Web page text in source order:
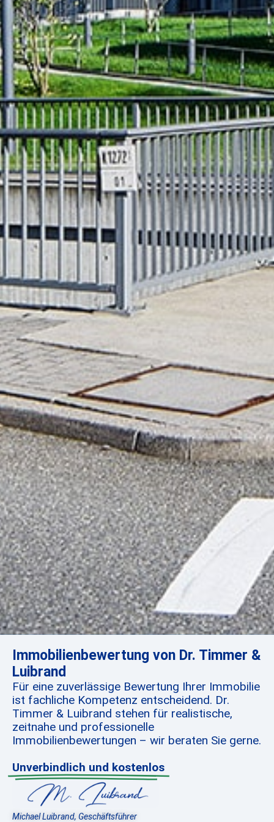
Immobilienbewertung von Dr. Timmer &
Luibrand
Für eine zuverlässige Bewertung Ihrer Immobilie
ist fachliche Kompetenz entscheidend. Dr.
Timmer & Luibrand stehen für realistische,
zeitnahe und professionelle
Immobilienbewertungen – wir beraten Sie gerne.
Unverbindlich und kostenlos
Michael Luibrand, Geschäftsführer